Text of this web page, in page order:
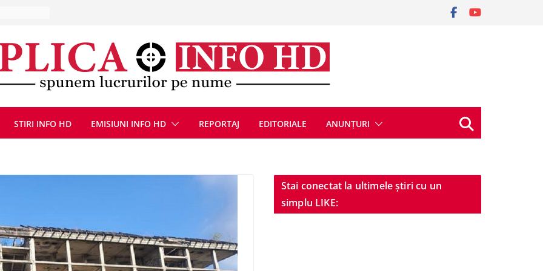
din
cu
DIN
STIRI INFO HD EMISIUNI INFO HD REPORTAJ EDITORIALE ANUNȚURI
Stai conectat la ultimele știri cu un
simplu LIKE: